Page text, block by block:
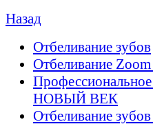
Назад
Отбеливание зубов
Отбеливание
НОВЫЙ ВЕК
Отбеливание